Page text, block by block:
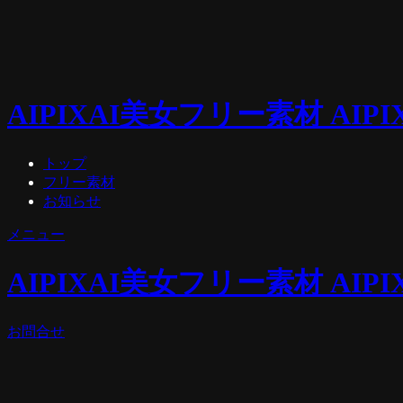
AIPIXAI美女フリー素材
トップ
フリー素材
お知らせ
メニュー
AIPIXAI美女フリー素材
お問合せ